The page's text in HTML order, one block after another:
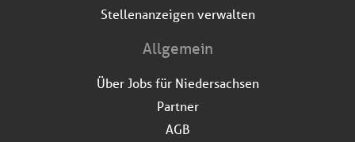
Stellenanzeigen verwalten
Allgemein
Über Jobs für Niedersachsen
Partner
AGB